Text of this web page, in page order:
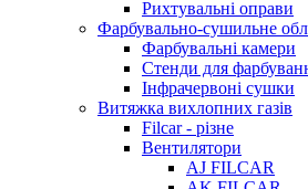
Рихтувальні оправи
Фарбувально-сушильне
Фарбувальні камери
Стенди для
Інфрачервоні сушки
Витяжка вихлопних газів
Filcar - різне
Вентилятори
AJ FILCAR